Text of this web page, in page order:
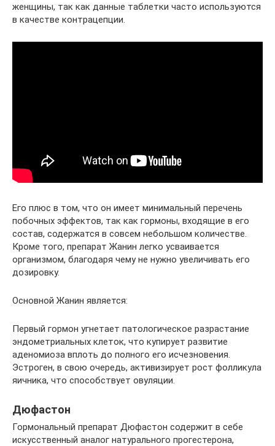
женщины, так как данные таблетки часто используются
в качестве контрацепции.
Его плюс в том, что он имеет минимальный перечень
побочных эффектов, так как гормоны, входящие в его
состав, содержатся в совсем небольшом количестве.
Кроме того, препарат Жанин легко усваивается
организмом, благодаря чему не нужно увеличивать его
дозировку.
Основной Жанин является:
Первый гормон угнетает патологическое разрастание
эндометриальных клеток, что купирует развитие
аденомиоза вплоть до полного его исчезновения.
Эстроген, в свою очередь, активизирует рост фолликула
яичника, что способствует овуляции.
Дюфастон
Гормональный препарат Дюфастон содержит в себе
искусственный аналог натурального прогестерона,